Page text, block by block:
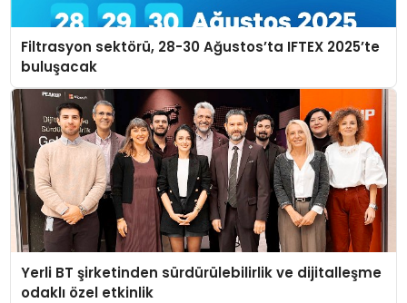
Filtrasyon sektörü, 28-30 Ağustos’ta IFTEX 2025’te
buluşacak
Yerli BT şirketinden sürdürülebilirlik ve dijitalleşme
odaklı özel etkinlik